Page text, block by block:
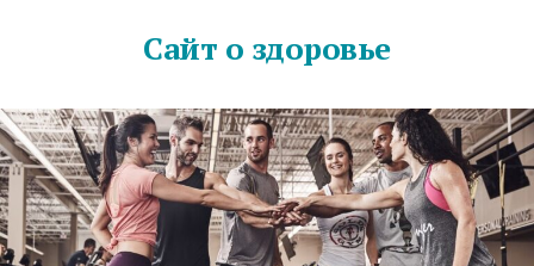
Сайт о здоровье